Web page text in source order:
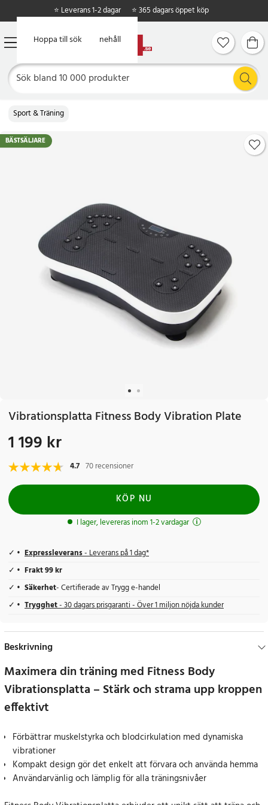
Hoppa till huvudinnehåll
Hoppa till sök
⭐ Leverans 1-2 dagar ⭐ 365 dagars öppet köp
Sport & Träning
BÄSTSÄLJARE
Vibrationsplatta Fitness Body Vibration Plate
Pris:1 199 kr
1 199 kr
4.7 70 recensioner
KÖP NU
I lager, levereras inom 1-2 vardagar
Expressleverans- Leverans på 1 dag*
Frakt 99 kr
Säkerhet- Certifierade av Trygg e-handel
Trygghet- 30 dagars prisgaranti - Över 1 miljon nöjda kunder
Beskrivning
Maximera din träning med Fitness Body
Vibrationsplatta – Stärk och strama upp kroppen
effektivt
Förbättrar muskelstyrka och blodcirkulation med dynamiska
vibrationer
Kompakt design gör det enkelt att förvara och använda hemma
Användarvänlig och lämplig för alla träningsnivåer